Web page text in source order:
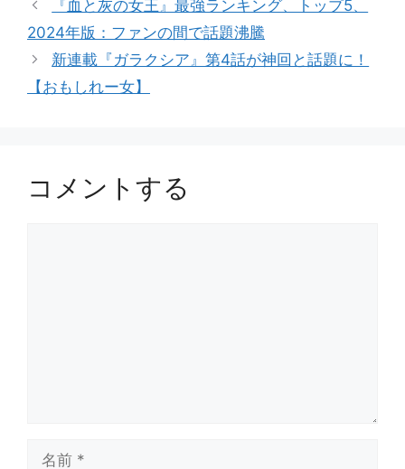
リ
ー
『血と灰の女王』最強ランキング、トップ5、
2024年版：ファンの間で話題沸騰
新連載『ガラクシア』第4話が神回と話題に！
【おもしれー女】
コメントする